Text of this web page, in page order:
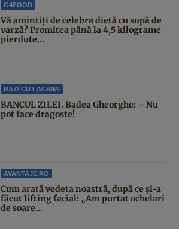
G4FOOD
Vă amintiți de celebra dietă cu supă de
varză? Promitea până la 4,5 kilograme
pierdute...
RAZI CU LACRIMI
BANCUL ZILEI. Badea Gheorghe: – Nu
pot face dragoste!
AVANTAJE.RO
Cum arată vedeta noastră, după ce și-a
făcut lifting facial: „Am purtat ochelari
de soare...